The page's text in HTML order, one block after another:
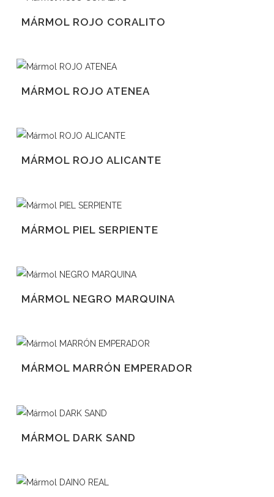
MÁRMOL ROJO CORALITO
MÁRMOL ROJO ATENEA
MÁRMOL ROJO ALICANTE
MÁRMOL PIEL SERPIENTE
MÁRMOL NEGRO MARQUINA
MÁRMOL MARRÓN EMPERADOR
MÁRMOL DARK SAND